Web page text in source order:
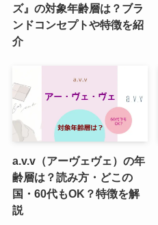
ズ』の対象年齢層は？ブラ
ンドコンセプトや特徴を紹
介
a.v.v（アーヴェヴェ）の年
齢層は？読み方・どこの
国・60代もOK？特徴を解
説